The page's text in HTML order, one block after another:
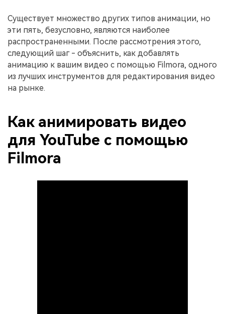
Существует множество других типов анимации, но
эти пять, безусловно, являются наиболее
распространенными. После рассмотрения этого,
следующий шаг - объяснить, как добавлять
анимацию к вашим видео с помощью Filmora, одного
из лучших инструментов для редактирования видео
на рынке.
Как анимировать видео
для YouTube с помощью
Filmora